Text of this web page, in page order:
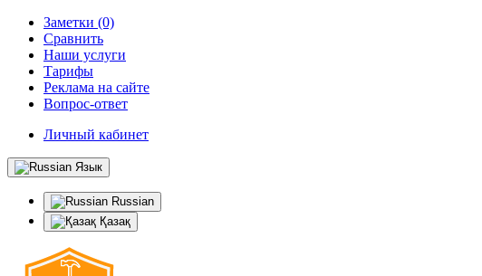
Заметки (0)
Сравнить
Наши услуги
Тарифы
Реклама на сайте
Вопрос-ответ
Личный кабинет
Язык
Russian
Қазақ